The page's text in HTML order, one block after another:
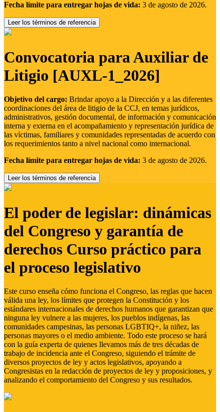
Fecha límite para entregar hojas de vida: 3 de agosto de 2026.
Leer los términos de referencia
Convocatoria para Auxiliar de
Litigio [AUXL-1_2026]
Objetivo del cargo: Brindar apoyo a la Dirección y a las diferentes
coordinaciones del área de litigio de la CCJ, en temas jurídicos,
administrativos, gestión documental, de información y comunicación
interna y externa en el acompañamiento y representación jurídica de
las víctimas, familiares y comunidades representadas de acuerdo con
los requerimientos tanto a nivel nacional como internacional.
Fecha límite para entregar hojas de vida: 3 de agosto de 2026.
Leer los términos de referencia
El poder de legislar: dinámicas
del Congreso y garantía de
derechos Curso práctico para
el proceso legislativo
Este curso enseña cómo funciona el Congreso, las reglas que hacen
válida una ley, los límites que protegen la Constitución y los
estándares internacionales de derechos humanos que garantizan que
ninguna ley vulnere a las mujeres, los pueblos indígenas, las
comunidades campesinas, las personas LGBTIQ+, la niñez, las
personas mayores o el medio ambiente. Todo este proceso se hará
con la guía experta de quienes llevamos más de tres décadas de
trabajo de incidencia ante el Congreso, siguiendo el trámite de
diversos proyectos de ley y actos legislativos, apoyando a
Congresistas en la redacción de proyectos de ley y proposiciones, y
analizando el comportamiento del Congreso y sus resultados.